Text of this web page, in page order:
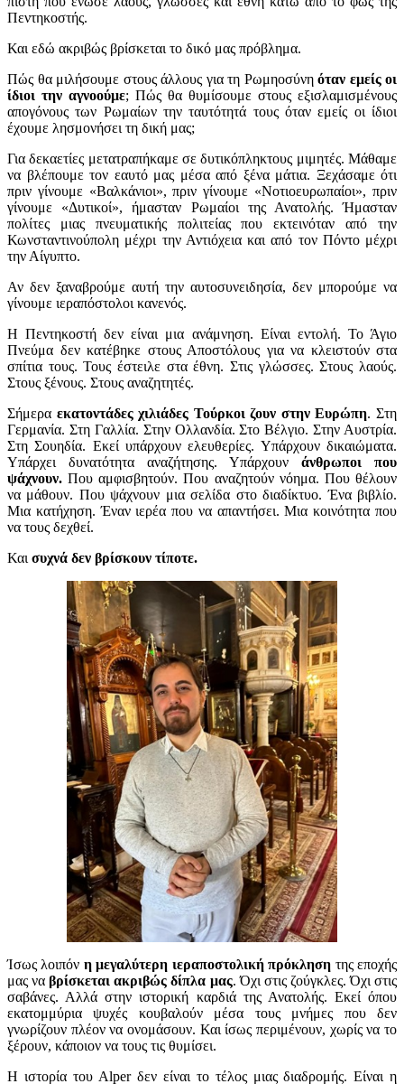
Πεντηκοστής.
Και εδώ ακριβώς βρίσκεται το δικό μας πρόβλημα.
Πώς θα μιλήσουμε στους άλλους για τη Ρωμηοσύνη όταν εμείς οι
ίδιοι την αγνοούμε; Πώς θα θυμίσουμε στους εξισλαμισμένους
απογόνους των Ρωμαίων την ταυτότητά τους όταν εμείς οι ίδιοι
έχουμε λησμονήσει τη δική μας;
Για δεκαετίες μετατραπήκαμε σε δυτικόπληκτους μιμητές. Μάθαμε
να βλέπουμε τον εαυτό μας μέσα από ξένα μάτια. Ξεχάσαμε ότι
πριν γίνουμε «Βαλκάνιοι», πριν γίνουμε «Νοτιοευρωπαίοι», πριν
γίνουμε «Δυτικοί», ήμασταν Ρωμαίοι της Ανατολής. Ήμασταν
πολίτες μιας πνευματικής πολιτείας που εκτεινόταν από την
Κωνσταντινούπολη μέχρι την Αντιόχεια και από τον Πόντο μέχρι
την Αίγυπτο.
Αν δεν ξαναβρούμε αυτή την αυτοσυνειδησία, δεν μπορούμε να
γίνουμε ιεραπόστολοι κανενός.
Η Πεντηκοστή δεν είναι μια ανάμνηση. Είναι εντολή. Το Άγιο
Πνεύμα δεν κατέβηκε στους Αποστόλους για να κλειστούν στα
σπίτια τους. Τους έστειλε στα έθνη. Στις γλώσσες. Στους λαούς.
Στους ξένους. Στους αναζητητές.
Σήμερα εκατοντάδες χιλιάδες Τούρκοι ζουν στην Ευρώπη. Στη
Γερμανία. Στη Γαλλία. Στην Ολλανδία. Στο Βέλγιο. Στην Αυστρία.
Στη Σουηδία. Εκεί υπάρχουν ελευθερίες. Υπάρχουν δικαιώματα.
Υπάρχει δυνατότητα αναζήτησης. Υπάρχουν άνθρωποι που
ψάχνουν.Που αμφισβητούν. Που αναζητούν νόημα. Που θέλουν
να μάθουν. Που ψάχνουν μια σελίδα στο διαδίκτυο. Ένα βιβλίο.
Μια κατήχηση. Έναν ιερέα που να απαντήσει. Μια κοινότητα που
να τους δεχθεί.
Και συχνά δεν βρίσκουν τίποτε.
Ίσως λοιπόν η μεγαλύτερη ιεραποστολική πρόκληση της εποχής
μας ναβρίσκεται ακριβώς δίπλα μας. Όχι στις ζούγκλες. Όχι στις
σαβάνες. Αλλά στην ιστορική καρδιά της Ανατολής. Εκεί όπου
εκατομμύρια ψυχές κουβαλούν μέσα τους μνήμες που δεν
γνωρίζουν πλέον να ονομάσουν. Και ίσως περιμένουν, χωρίς να το
ξέρουν, κάποιον να τους τις θυμίσει.
Η ιστορία του Alperδεν είναι το τέλος μιας διαδρομής. Είναι η